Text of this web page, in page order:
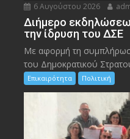
6 Αυγούστου 2026
Διήμερο
την ίδρυση του ΔΣΕ
Με αφορμή τη
του Δημοκρατικού
Επικαιρότητα Πολιτική